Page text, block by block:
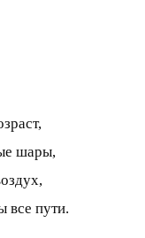
шары,
все пути.